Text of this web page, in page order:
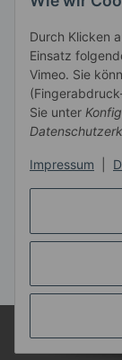
Durch Klicken
Einsatz
Vimeo. Sie
Sie unter
Impressum
Öffnungszeiten:
MO-FR 13.00 -
vormittags nach
SA 10.00 - 14.00
Informationen
* Alle Preise inkl.